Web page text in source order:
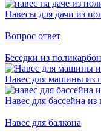
Навесы для дачи из
Вопрос ответ
Беседки из
Навес для машины из
Навес для бассейна из
Навес для балкона